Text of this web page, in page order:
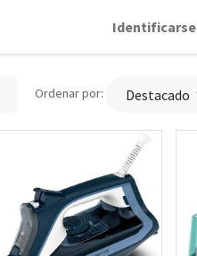
Identificarse
Ordenar por: Destacado